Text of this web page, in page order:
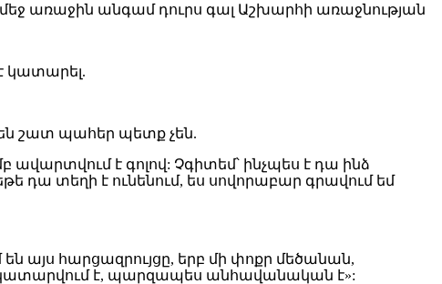
մեջ առաջին անգամ դուրս գալ Աշխարհի առաջնության
կատարել.
շատ պահեր պետք չեն.
ավարտվում է գոլով: Չգիտեմ՝ ինչպես է դա ինձ
դա տեղի է ունենում, ես սովորաբար գրավում եմ
այս հարցազրույցը, երբ մի փոքր մեծանան,
կատարվում է, պարզապես անհավանական է»: